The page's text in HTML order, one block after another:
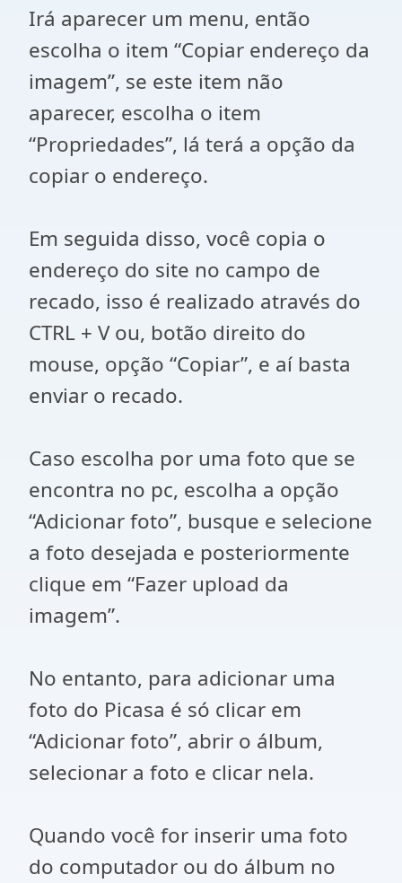
Irá aparecer um menu, então
escolha o item “Copiar endereço da
imagem”, se este item não
aparecer, escolha o item
“Propriedades”, lá terá a opção da
copiar o endereço.
Em seguida disso, você copia o
endereço do site no campo de
recado, isso é realizado através do
CTRL + V ou, botão direito do
mouse, opção “Copiar”, e aí basta
enviar o recado.
Caso escolha por uma foto que se
encontra no pc, escolha a opção
“Adicionar foto”, busque e selecione
a foto desejada e posteriormente
clique em “Fazer upload da
imagem”.
No entanto, para adicionar uma
foto do Picasa é só clicar em
“Adicionar foto”, abrir o álbum,
selecionar a foto e clicar nela.
Quando você for inserir uma foto
do computador ou do álbum no